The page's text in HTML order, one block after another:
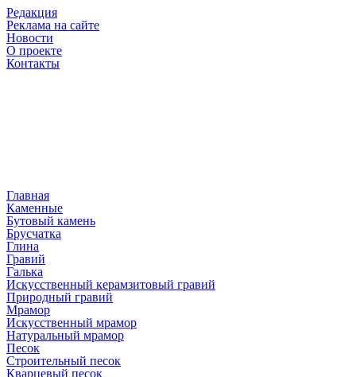
Редакция
Реклама на сайте
Новости
О проекте
Контакты
Главная
Каменные
Бутовый камень
Брусчатка
Глина
Гравий
Галька
Искусственный керамзитовый гравий
Природный гравий
Мрамор
Искусственный мрамор
Натуральный мрамор
Песок
Cтроительный песок
Кварцевый песок